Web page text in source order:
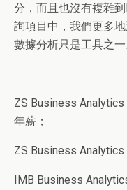
分，而且也沒有複雜
詢項目中，我們更多
數據分析只是工具之一
ZS Business
年薪；
ZS Business
IMB Business